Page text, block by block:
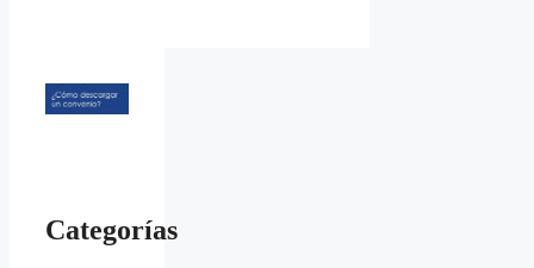
Categorías